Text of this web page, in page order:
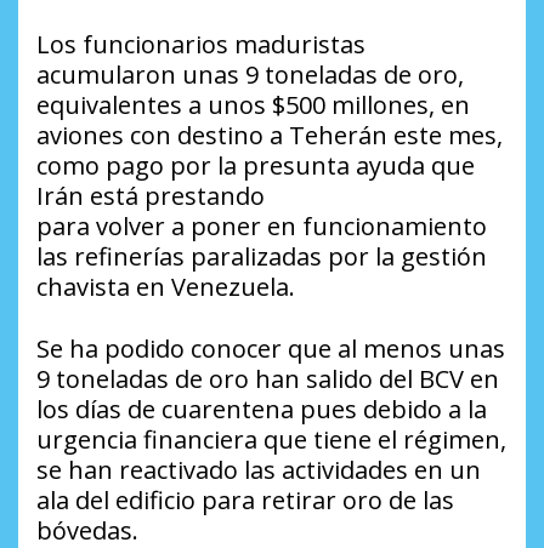
Los funcionarios maduristas
acumularon unas 9 toneladas de oro,
equivalentes a unos $500 millones, en
aviones con destino a Teherán este mes,
como pago por la presunta ayuda que
Irán está prestando
para volver a poner en funcionamiento
las refinerías paralizadas por la gestión
chavista en Venezuela.
Se ha podido conocer que al menos unas
9 toneladas de oro han salido del BCV en
los días de cuarentena pues debido a la
urgencia financiera que tiene el régimen,
se han reactivado las actividades en un
ala del edificio para retirar oro de las
bóvedas.